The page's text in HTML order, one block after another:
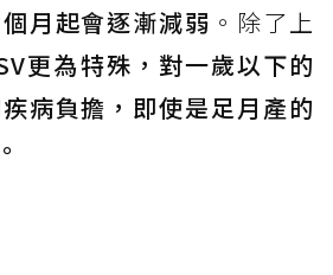
月起會逐漸減弱 。除了上
更為特殊，對一歲以下的
病負擔，即使是足月產的